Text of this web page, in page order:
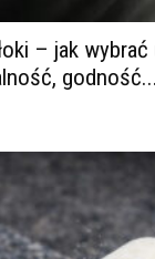
– jak
godność...